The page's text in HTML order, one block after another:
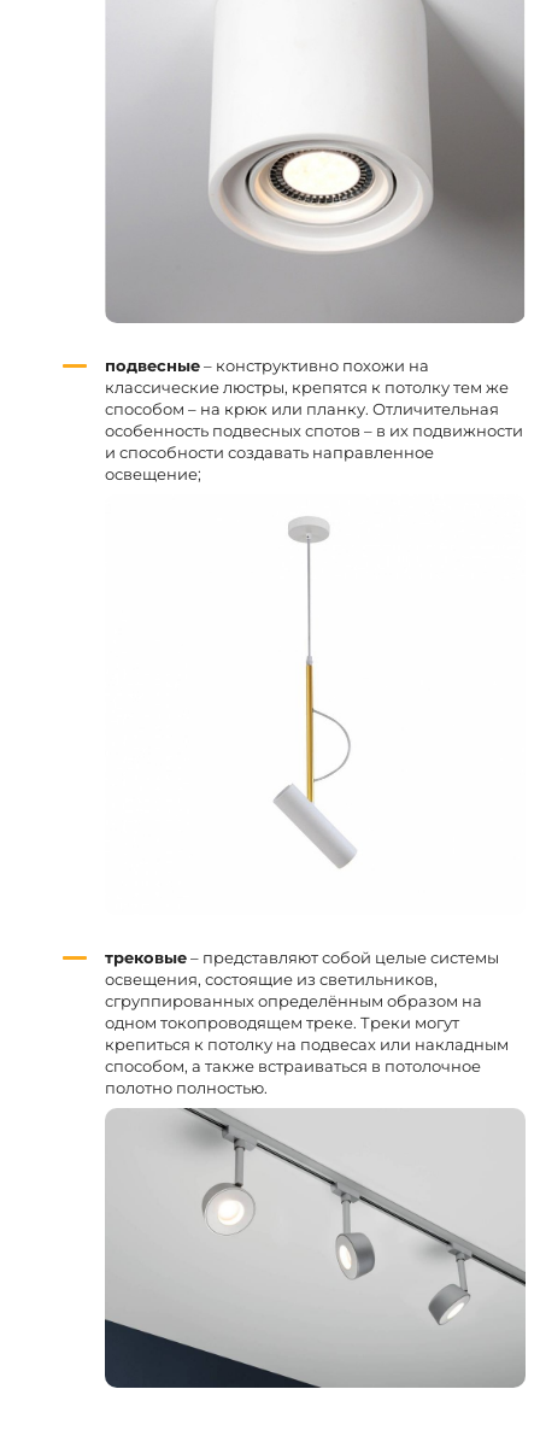
подвесные– конструктивно похожи на
классические люстры, крепятся к потолку тем же
способом – на крюк или планку. Отличительная
особенность подвесных спотов – в их подвижности
и способности создавать направленное
освещение;
трековые– представляют собой целые системы
освещения, состоящие из светильников,
сгруппированных определённым образом на
одном токопроводящем треке. Треки могут
крепиться к потолку на подвесах или накладным
способом, а также встраиваться в потолочное
полотно полностью.